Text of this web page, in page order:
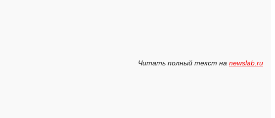
Читать полный текст на newslab.ru